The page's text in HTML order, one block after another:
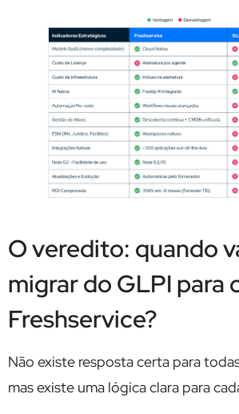
O veredito: quando
migrar do GLPI para
Freshservice?
Não existe resposta certa para
mas existe uma lógica clara para